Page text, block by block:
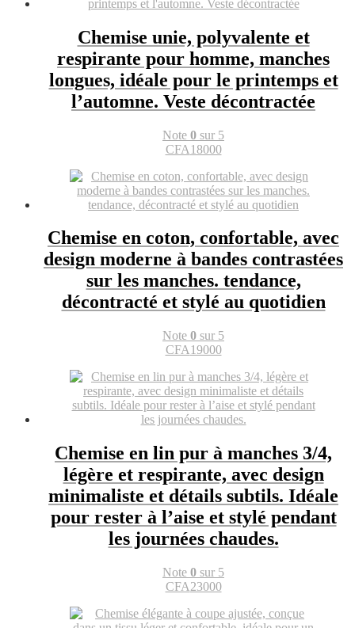
Chemise unie, polyvalente et
respirante pour homme, manches
longues, idéale pour le printemps et
l’automne. Veste décontractée
Note 0 sur 5
CFA 18000
Chemise en coton, confortable, avec
design moderne à bandes contrastées
sur les manches. tendance,
décontracté et stylé au quotidien
Note 0 sur 5
CFA 19000
Chemise en lin pur à manches 3/4,
légère et respirante, avec design
minimaliste et détails subtils. Idéale
pour rester à l’aise et stylé pendant
les journées chaudes.
Note 0 sur 5
CFA23000